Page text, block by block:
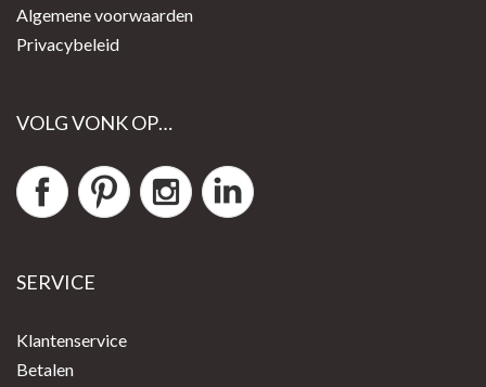
Algemene voorwaarden
Privacybeleid
VOLG VONK OP…
SERVICE
Klantenservice
Betalen